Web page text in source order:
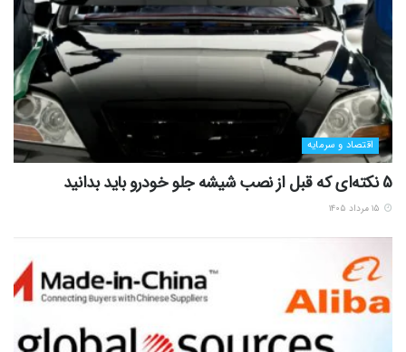
اقتصاد و سرمایه
5 نکته‌ای که قبل از نصب شیشه جلو خودرو باید بدانید